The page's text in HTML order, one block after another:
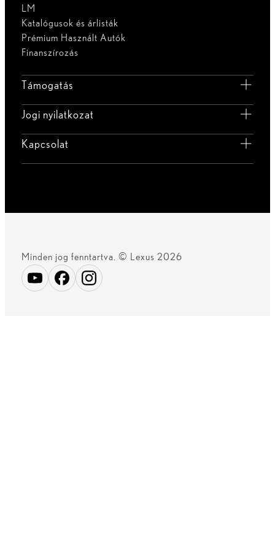
LM
Katalógusok és árlisták
Prémium Használt Autók
Finanszírozás
Támogatás
Jogi nyilatkozat
Kapcsolat
Minden jog fenntartva. © Lexus 2026